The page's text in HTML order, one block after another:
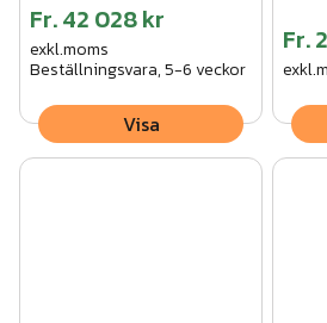
Fr.42 028 kr
exkl.moms
Beställningsvara, 5-6 veckor
Visa
Fr.